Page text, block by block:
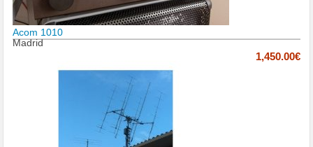
Acom 1010
Madrid
1,450.00€